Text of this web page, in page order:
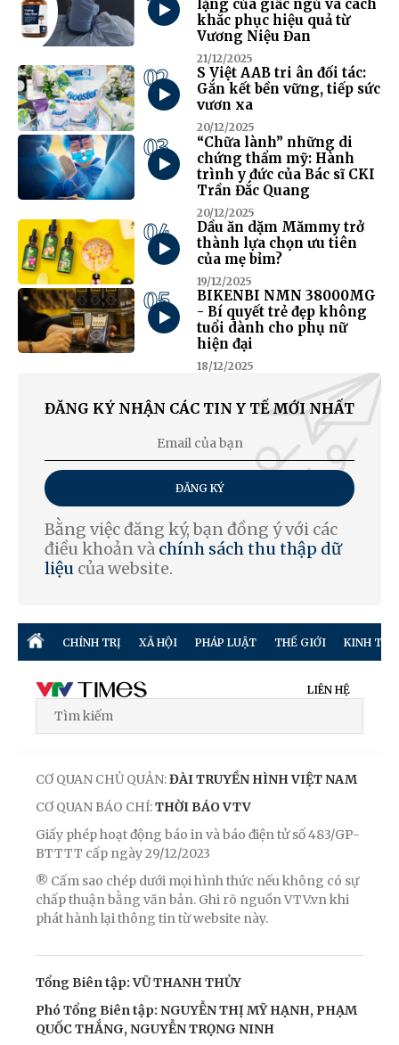
lặng của giấc ngủ và cách
khắc phục hiệu quả từ
Vương Niệu Đan
21/12/2025
02
S Việt AAB tri ân đối tác:
Gắn kết bền vững, tiếp sức
vươn xa
20/12/2025
03
“Chữa lành” những di
chứng thẩm mỹ: Hành
trình y đức của Bác sĩ CKI
Trần Đắc Quang
20/12/2025
04
Dầu ăn dặm Mămmy trở
thành lựa chọn ưu tiên
của mẹ bỉm?
19/12/2025
05
BIKENBI NMN 38000MG
- Bí quyết trẻ đẹp không
tuổi dành cho phụ nữ
hiện đại
18/12/2025
ĐĂNG KÝ NHẬN CÁC TIN Y TẾ MỚI NHẤT
ĐĂNG KÝ
Bằng việc đăng ký, bạn đồng ý với các
điều khoản và chính sách thu thập dữ
liệu của website.
CHÍNH TRỊ XÃ HỘI PHÁP LUẬT THẾ GIỚI KINH TẾ
LIÊN HỆ
CƠ QUAN CHỦ QUẢN:ĐÀI TRUYỀN HÌNH VIỆT NAM
CƠ QUAN BÁO CHÍ:THỜI BÁO VTV
Giấy phép hoạt động báo in và báo điện tử số 483/GP-
BTTTT cấp ngày 29/12/2023
® Cấm sao chép dưới mọi hình thức nếu không có sự
chấp thuận bằng văn bản. Ghi rõ nguồn VTV.vn khi
phát hành lại thông tin từ website này.
Tổng Biên tập: VŨ THANH THỦY
Phó Tổng Biên tập: NGUYỄN THỊ MỸ HẠNH, PHẠM
QUỐC THẮNG, NGUYỄN TRỌNG NINH